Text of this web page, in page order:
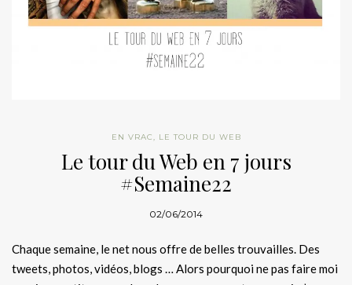
EN VRAC, LE TOUR DU WEB
Le tour du Web en 7 jours
#Semaine22
02/06/2014
Chaque semaine, le net nous offre de belles trouvailles. Des
tweets, photos, vidéos, blogs … Alors pourquoi ne pas faire moi